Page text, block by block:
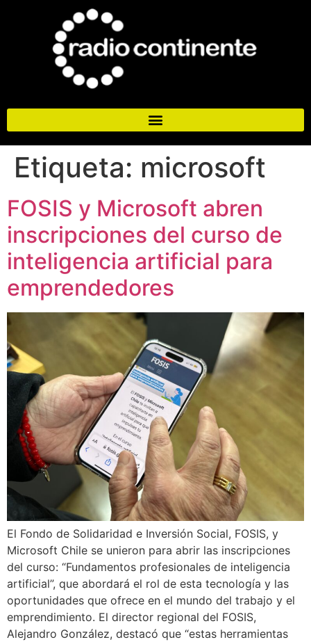
Etiqueta: microsoft
FOSIS y Microsoft abren
inscripciones del curso de
inteligencia artificial para
emprendedores
El Fondo de Solidaridad e Inversión Social, FOSIS, y
Microsoft Chile se unieron para abrir las inscripciones
del curso: “Fundamentos profesionales de inteligencia
artificial”, que abordará el rol de esta tecnología y las
oportunidades que ofrece en el mundo del trabajo y el
emprendimiento. El director regional del FOSIS,
Alejandro González, destacó que “estas herramientas